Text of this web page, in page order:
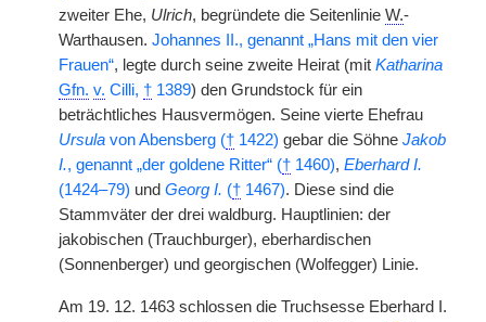
zweiter Ehe, Ulrich, begründete die Seitenlinie W.-
Warthausen. Johannes II., genannt „Hans mit den vier
Frauen“, legte durch seine zweite Heirat (mit Katharina
Gfn. v. Cilli, † 1389) den Grundstock für ein
beträchtliches Hausvermögen. Seine vierte Ehefrau
Ursula von Abensberg († 1422) gebar die Söhne Jakob
I., genannt „der goldene Ritter“ († 1460), Eberhard I.
(1424–79) und Georg I. († 1467). Diese sind die
Stammväter der drei waldburg. Hauptlinien: der
jakobischen (Trauchburger), eberhardischen
(Sonnenberger) und georgischen (Wolfegger) Linie.
Am 19. 12. 1463 schlossen die Truchsesse Eberhard I.